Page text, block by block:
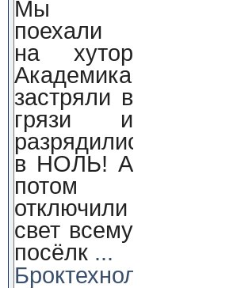
Мы
поехали
на хутор
Академика,
застряли в
грязи и
разрядились
в НОЛЬ! А
потом
отключили
свет всему
посёлк ...
Броктехнолоджи: